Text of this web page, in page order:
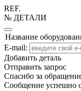
REF.
№ ДЕТАЛИ
Название
E-mail:
Добавить деталь
Отправить запрос
Спасибо за
Сообщение успешно